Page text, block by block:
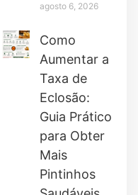
agosto 6, 2026
Como
Aumentar a
Taxa de
Eclosão:
Guia Prático
para Obter
Mais
Pintinhos